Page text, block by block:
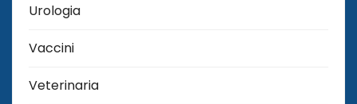
Urologia
Vaccini
Veterinaria